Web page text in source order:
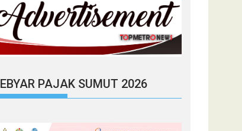
PAJAK SUMUT 2026